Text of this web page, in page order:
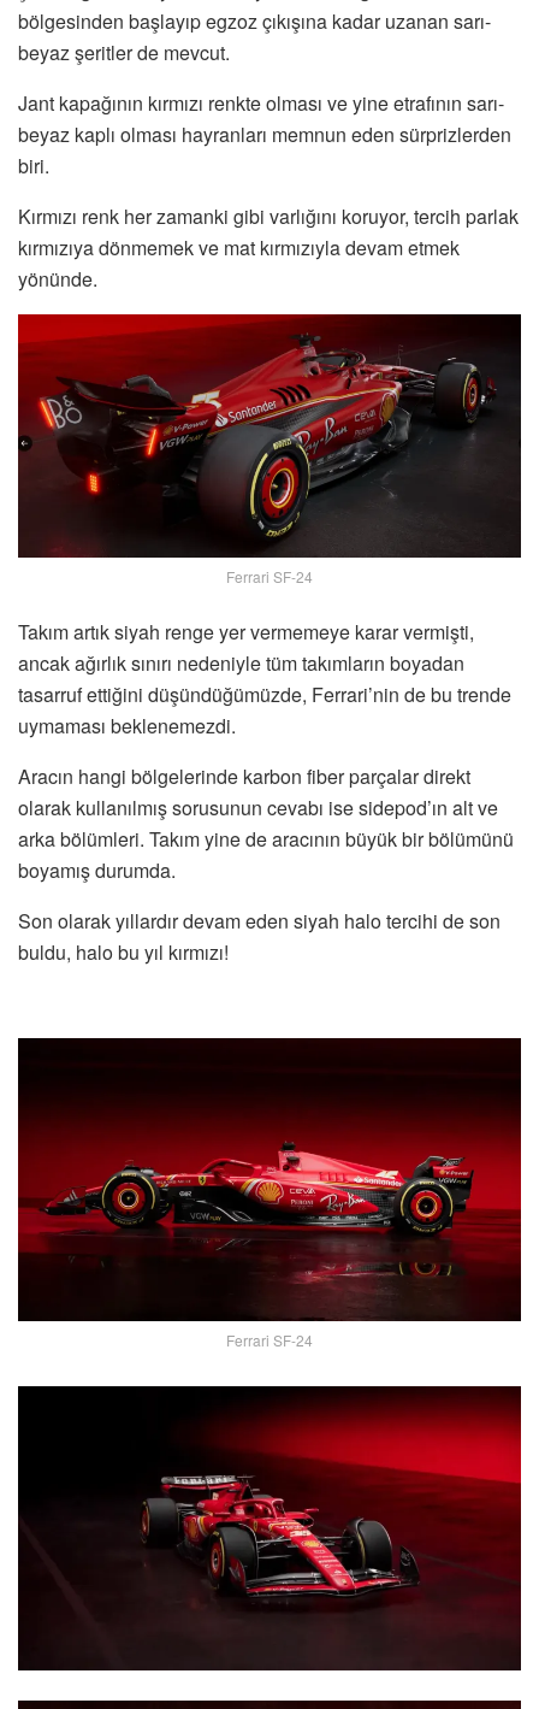
bölgesinden başlayıp egzoz çıkışına kadar uzanan sarı-
beyaz şeritler de mevcut.
Jant kapağının kırmızı renkte olması ve yine etrafının sarı-
beyaz kaplı olması hayranları memnun eden sürprizlerden
biri.
Kırmızı renk her zamanki gibi varlığını koruyor, tercih parlak
kırmızıya dönmemek ve mat kırmızıyla devam etmek
yönünde.
Ferrari SF-24
Takım artık siyah renge yer vermemeye karar vermişti,
ancak ağırlık sınırı nedeniyle tüm takımların boyadan
tasarruf ettiğini düşündüğümüzde, Ferrari’nin de bu trende
uymaması beklenemezdi.
Aracın hangi bölgelerinde karbon fiber parçalar direkt
olarak kullanılmış sorusunun cevabı ise sidepod’ın alt ve
arka bölümleri. Takım yine de aracının büyük bir bölümünü
boyamış durumda.
Son olarak yıllardır devam eden siyah halo tercihi de son
buldu, halo bu yıl kırmızı!
Ferrari SF-24